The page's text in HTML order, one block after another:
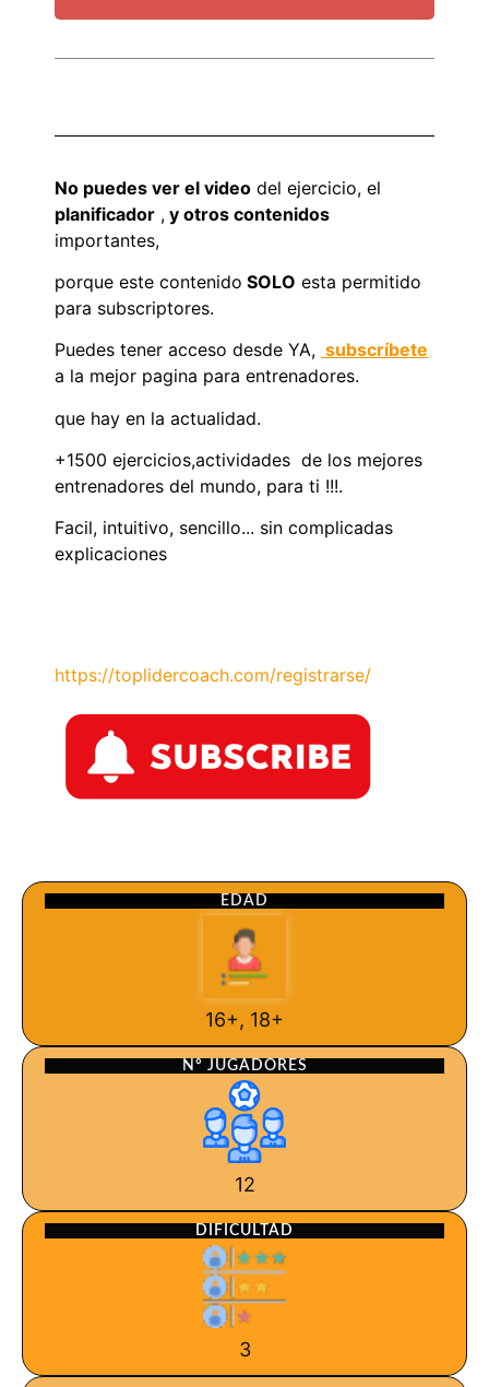
No puedes ver el video del ejercicio, el
planificador , y otros contenidos
importantes,
porque este contenido SOLO esta permitido
para subscriptores.
Puedes tener acceso desde YA, subscríbete
a la mejor pagina para entrenadores.
que hay en la actualidad.
+1500 ejercicios,actividades de los mejores
entrenadores del mundo, para ti !!!.
Facil, intuitivo, sencillo... sin complicadas
explicaciones
https://toplidercoach.com/registrarse/
EDAD
16+, 18+
Nº JUGADORES
12
DIFICULTAD
3